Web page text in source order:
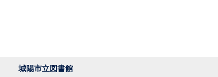
城陽市立図書館